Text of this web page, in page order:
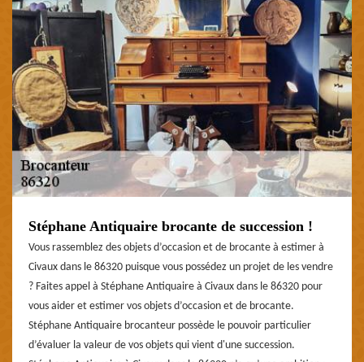
Stéphane Antiquaire brocante de succession !
Vous rassemblez des objets d’occasion et de brocante à estimer à
Civaux dans le 86320 puisque vous possédez un projet de les vendre
? Faites appel à Stéphane Antiquaire à Civaux dans le 86320 pour
vous aider et estimer vos objets d’occasion et de brocante.
Stéphane Antiquaire brocanteur possède le pouvoir particulier
d’évaluer la valeur de vos objets qui vient d'une succession.